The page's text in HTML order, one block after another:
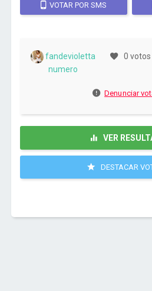
VOTAR POR SMS
fandevioletta
numero
0 votos
Denunciar
VER
DESTACAR